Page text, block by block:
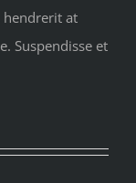
hendrerit at
Suspendisse et